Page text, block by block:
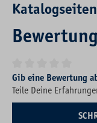
Katalogseiten
Durchschnittliche
Gib eine Bewertung
Teile Deine